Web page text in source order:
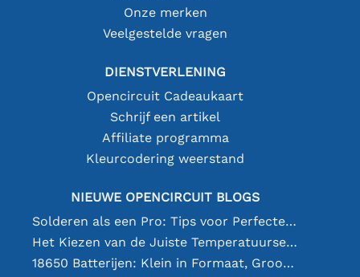
Onze merken
Veelgestelde vragen
DIENSTVERLENING
Opencircuit Cadeaukaart
Schrijf een artikel
Affiliate programma
Kleurcodering weerstand
NIEUWE OPENCIRCUIT BLOGS
Solderen als een Pro: Tips voor Perfecte Elektronische Verbindingen
Het Kiezen van de Juiste Temperatuursensor [youtube]
18650 Batterijen: Klein in Formaat, Groot in Prestatie